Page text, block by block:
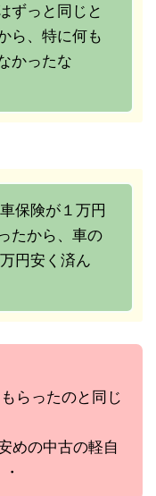
ずっと同じと
ら、特に何も
かったな
保険が１万円
たから、車の
円安く済ん
らったのと同じ
めの中古の軽自